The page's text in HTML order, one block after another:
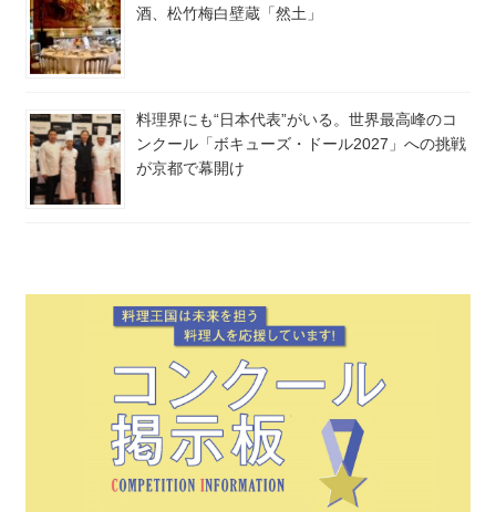
酒、松竹梅白壁蔵「然土」
料理界にも“日本代表”がいる。世界最高峰のコ
ンクール「ボキューズ・ドール2027」への挑戦
が京都で幕開け